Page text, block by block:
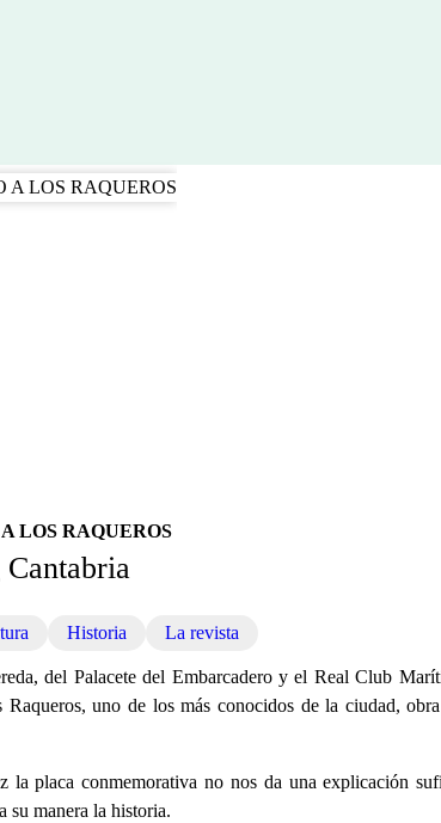
LOS RAQUEROS
Historia La revista
del Palacete del Embarcadero y el Real Club
uno de los más conocidos de la ciudad,
placa conmemorativa no nos da una explicación
su manera la historia.